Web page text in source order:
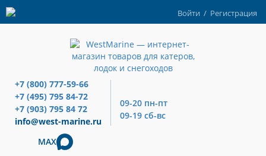
Войти / Регистрация
+7 (800) 777-59-66
+7 (495) 795 84-72
+7 (903) 795 84 72
info@west-marine.ru
09-20 пн-пт
09-19 сб-вс
MAX